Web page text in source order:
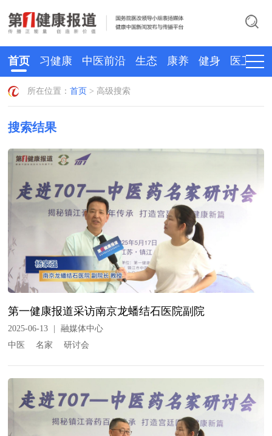
首页 习健康 中医前沿 生态 康养 健身 医卫
所在位置：首页 > 高级搜索
搜索结果
第一健康报道采访南京龙蟠结石医院副院
2025-06-13
融媒体中心
中医
名家 研讨会